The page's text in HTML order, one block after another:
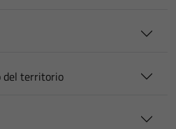
del territorio